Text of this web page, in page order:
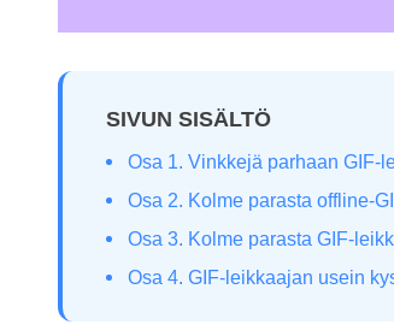
SIVUN SISÄLTÖ
Osa 1. Vinkkejä parhaan GIF-
Osa 2. Kolme parasta offline-
Osa 3. Kolme parasta GIF-
Osa 4. GIF-leikkaajan usein